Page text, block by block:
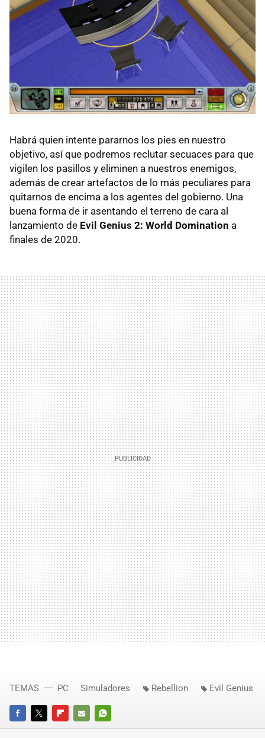
Habrá quien intente pararnos los pies en nuestro
objetivo, así que podremos reclutar secuaces para que
vigilen los pasillos y eliminen a nuestros enemigos,
además de crear artefactos de lo más peculiares para
quitarnos de encima a los agentes del gobierno. Una
buena forma de ir asentando el terreno de cara al
lanzamiento de Evil Genius 2: World Domination a
finales de 2020.
FACEBOOKTWITTERFLIPBOARD
E- WHATSAPP
TEMAS PC Simuladores Rebellion Evil Genius